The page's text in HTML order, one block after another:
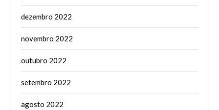
dezembro 2022
novembro 2022
outubro 2022
setembro 2022
agosto 2022